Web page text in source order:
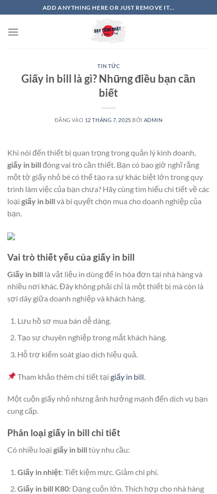
qua
nội
ADD ANYTHING HERE OR JUST REMOVE IT...
TIN TỨC
Giấy in bill là gì? Những điều bạn cần
biết
ĐĂNG VÀO 12 THÁNG 7, 2025 BỞI ADMIN
Khi nói đến thiết bị quan trọng trong quản lý kinh doanh,
giấy in bill đóng vai trò cần thiết. Bạn có bao giờ nghĩ rằng
một tờ giấy nhỏ bé có thể tạo ra sự khác biệt lớn trong quy
trình làm việc của bạn chưa? Hãy cùng tìm hiểu chi tiết về các
loại giấy in bill và bí quyết chọn mua cho doanh nghiệp của
bạn.
Vai trò thiết yếu của giấy in bill
Giấy in bill là vật liệu in dùng để in hóa đơn tại nhà hàng và
nhiều nơi khác. Đây không phải chỉ là một thiết bị mà còn là
sợi dây giữa doanh nghiệp và khách hàng.
Lưu hồ sơ mua bán dễ dàng.
Tạo sự chuyên nghiệp trong mắt khách hàng.
Hỗ trợ kiểm soát giao dịch hiệu quả.
Tham khảo thêm chi tiết tạigiấy in bill
Một cuộn giấy nhỏ nhưng ảnh hưởng mạnh đến dịch vụ bạn
cung cấp.
Phân loại giấy in bill chi tiết
Có nhiều loại giấy in bill tùy nhu cầu:
Giấy in nhiệt: Tiết kiệm mực. Giảm chi phí.
Giấy in bill K80: Dạng cuộn lớn. Thích hợp cho nhà hàng